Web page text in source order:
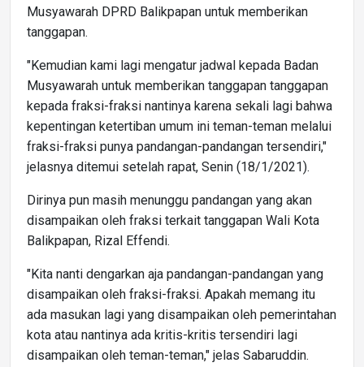
Musyawarah DPRD Balikpapan untuk memberikan
tanggapan.
"Kemudian kami lagi mengatur jadwal kepada Badan
Musyawarah untuk memberikan tanggapan tanggapan
kepada fraksi-fraksi nantinya karena sekali lagi bahwa
kepentingan ketertiban umum ini teman-teman melalui
fraksi-fraksi punya pandangan-pandangan tersendiri,"
jelasnya ditemui setelah rapat, Senin (18/1/2021).
Dirinya pun masih menunggu pandangan yang akan
disampaikan oleh fraksi terkait tanggapan Wali Kota
Balikpapan, Rizal Effendi.
"Kita nanti dengarkan aja pandangan-pandangan yang
disampaikan oleh fraksi-fraksi. Apakah memang itu
ada masukan lagi yang disampaikan oleh pemerintahan
kota atau nantinya ada kritis-kritis tersendiri lagi
disampaikan oleh teman-teman," jelas Sabaruddin.